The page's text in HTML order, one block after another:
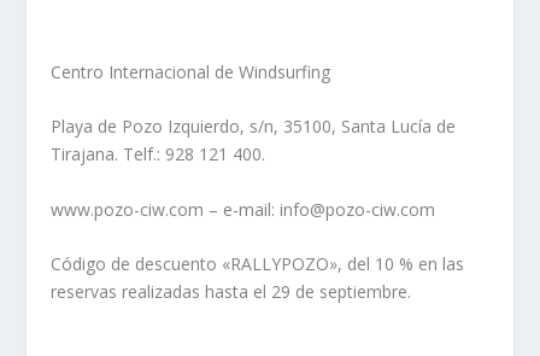
Centro Internacional de Windsurfing
Playa de Pozo Izquierdo, s/n, 35100, Santa Lucía de
Tirajana. Telf.: 928 121 400.
www.pozo-ciw.com – e-mail: info@pozo-ciw.com
Código de descuento «RALLYPOZO», del 10 % en las
reservas realizadas hasta el 29 de septiembre.